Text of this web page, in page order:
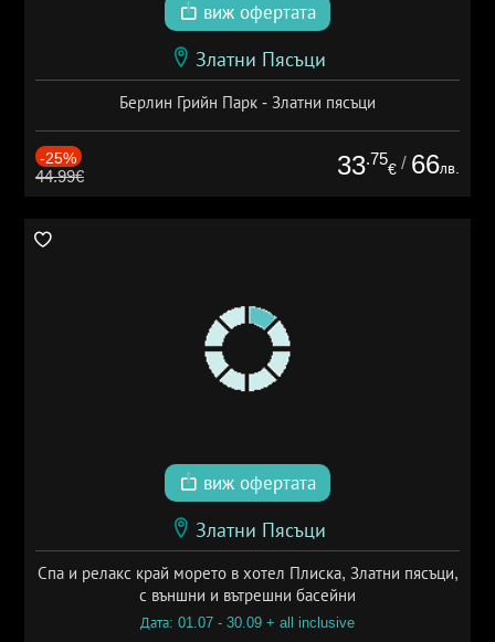
виж офертата
Златни Пясъци
Берлин Грийн Парк - Златни пясъци
-25%
44.99€ 33.75
€ / 66лв.
виж офертата
Златни Пясъци
Спа и релакс край морето в хотел Плиска, Златни пясъци,
с външни и вътрешни басейни
Дата: 01.07 - 30.09 + all inclusive